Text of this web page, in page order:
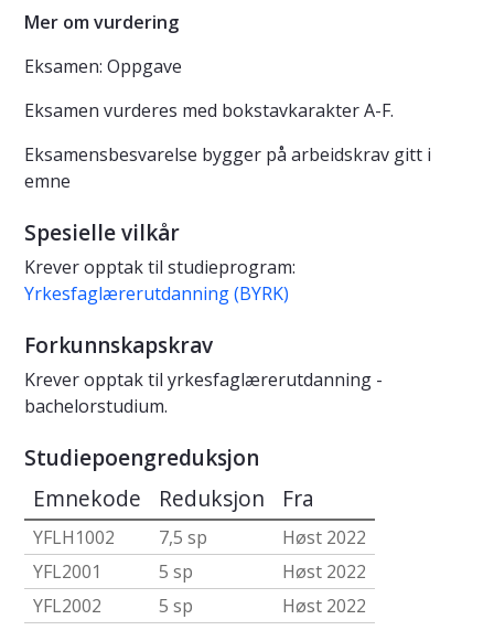
Mer om vurdering
Eksamen: Oppgave
Eksamen vurderes med bokstavkarakter A-F.
Eksamensbesvarelse bygger på arbeidskrav gitt i
emne
Spesielle vilkår
Krever opptak til studieprogram:
Yrkesfaglærerutdanning (BYRK)
Forkunnskapskrav
Krever opptak til yrkesfaglærerutdanning -
bachelorstudium.
Studiepoengreduksjon
Emnekode Reduksjon Fra
YFLH1002 7,5 sp
Høst 2022
YFL2001
5 sp
Høst 2022
YFL2002
5 sp
Høst 2022